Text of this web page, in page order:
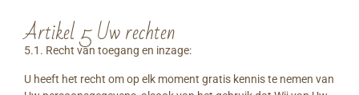
Artikel 5 Uw rechten
5.1. Recht van toegang en inzage:
U heeft het recht om op elk moment gratis kennis te nemen van